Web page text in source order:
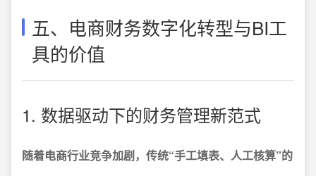
五、电商财务数字化转型与BI工
具的价值
1. 数据驱动下的财务管理新范式
随着电商行业竞争加剧，传统“手工填表、人工核算”的